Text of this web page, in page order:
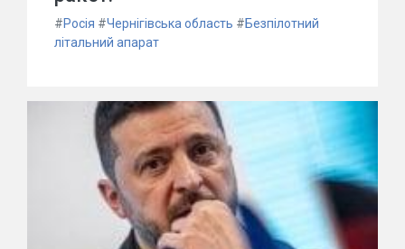
#Росія #Чернігівська область #Безпілотний
літальний апарат